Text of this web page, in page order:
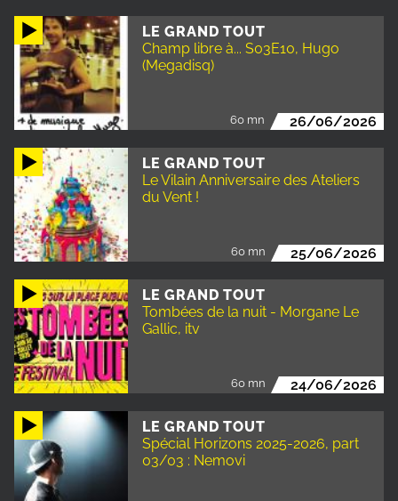
LE GRAND TOUT
Champ libre à... S03E10, Hugo
(Megadisq)
60 mn 26/06/2026
LE GRAND TOUT
Le Vilain Anniversaire des Ateliers
du Vent !
60 mn 25/06/2026
LE GRAND TOUT
Tombées de la nuit - Morgane Le
Gallic, itv
60 mn 24/06/2026
LE GRAND TOUT
Spécial Horizons 2025-2026, part
03/03 : Nemovi